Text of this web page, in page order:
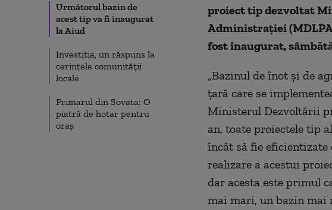
Următorul bazin de
acest tip va fi inaugurat
la Aiud
Investiţia, un răspuns la
cerinţele comunităţii
locale
Primarul din Sovata: O
piatră de hotar pentru
oraş
proiect tip dezvoltat
Administraţiei
fost inaugurat, sâmb
„Bazinul de înot şi de
ţară care se
Ministerul Dezvoltării
an, toate proiectele tip
încât să fie eficientizate
realizare a acestui
dar acesta este primul
mai mari, un bazin mai